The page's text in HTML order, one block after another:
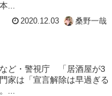
...
2020.12.03 桑野一哉
ど・警視庁 「居酒屋が3
家は「宣言解除は早過ぎる
...